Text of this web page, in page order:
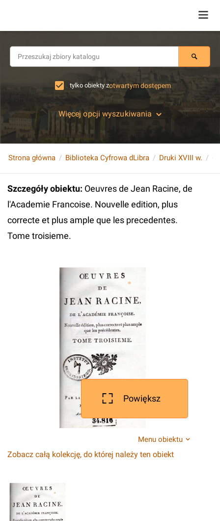
tylko obiekty zotwartym dostępem
Więcej opcji wyszukiwania
Strona główna Biblioteka Cyfrowa dLibra Druki XVIII w.
Szczegóły obiektu: Oeuvres de Jean Racine, de
l'Academie Francoise. Nouvelle edition, plus
correcte et plus ample que les precedentes.
Tome troisieme.
Powiększ
Menu obiektu
Zobacz całą kolekcję, do której należy ten obiekt